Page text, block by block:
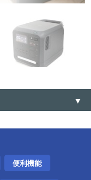
適化」を止めよう
便利機能